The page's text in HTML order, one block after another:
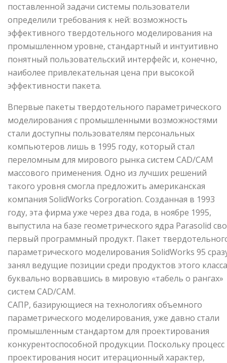
поставленной задачи системы пользователи
определили требования к ней: возможность
эффективного твердотельного моделирования на
промышленном уровне, стандартный и интуитивно
понятный пользовательский интерфейс и, конечно,
наиболее привлекательная цена при высокой
эффективности пакета.
Впервые пакеты твердотельного параметрического
моделирования с промышленными возможностями
стали доступны пользователям персональных
компьютеров лишь в 1995 году, который стал
переломным для мирово­го рынка систем CAD/CAM
массового применения. Одно из лучших решений
такого уровня смогла предло­жить американская
компания SolidWorks Corporation. Созданная в 1993
году, эта фирма уже через два года, в ноябре 1995,
выпустила на базе геометрического ядра Parasolid
первый программный продукт. Пакет
параметрического моделирования SolidWorks 95
занял ведущие позиции среди продуктов этого
буквально ворвавшись в мировую «табель о рангах»
систем CAD/CAM.
САПР, базирующиеся на технологиях объемного
параметрического моделирования, уже давно стали
промыш­ленным стандартом для проектирования
конкурентоспособной продукции. Поскольку процесс
проектирова­ния носит итерационный характер,